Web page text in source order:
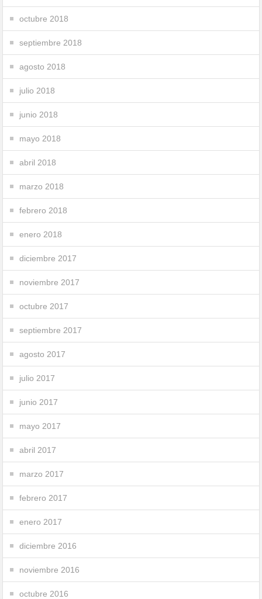
octubre 2018
septiembre 2018
agosto 2018
julio 2018
junio 2018
mayo 2018
abril 2018
marzo 2018
febrero 2018
enero 2018
diciembre 2017
noviembre 2017
octubre 2017
septiembre 2017
agosto 2017
julio 2017
junio 2017
mayo 2017
abril 2017
marzo 2017
febrero 2017
enero 2017
diciembre 2016
noviembre 2016
octubre 2016